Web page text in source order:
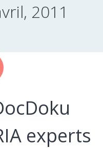
2011
experts